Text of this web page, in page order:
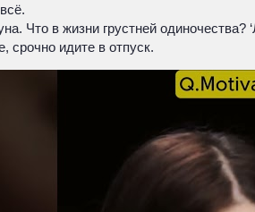
Что в жизни грустней одиночества?
срочно идите в отпуск.